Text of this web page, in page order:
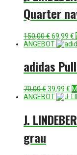
Quarter
150,00€
Preis
69,99 €
ANGEBOT
adidas
70,00€
Preis
39,99 €
ANGEBOT
J.
grau